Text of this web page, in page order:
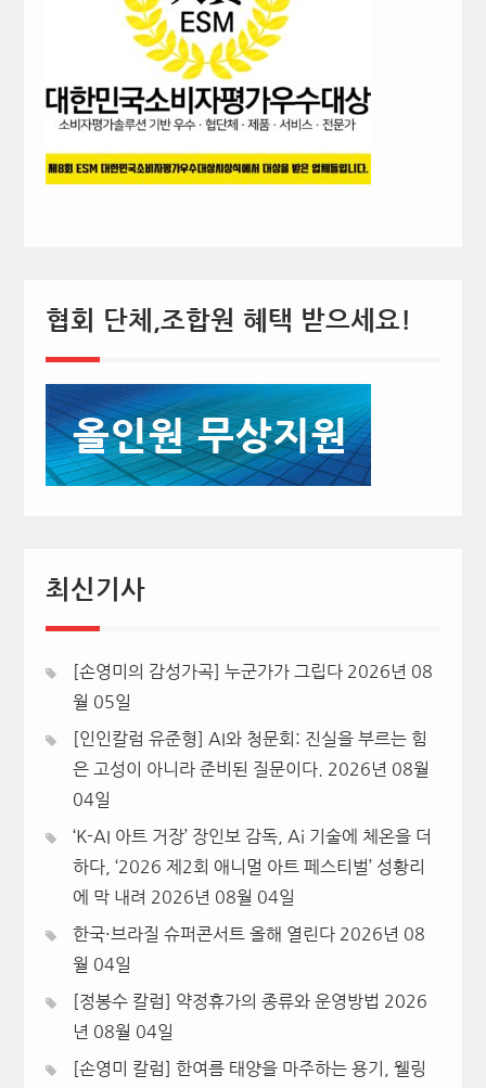
협회 단체,조합원 혜택 받으세요!
최신기사
[손영미의 감성가곡] 누군가가 그립다 2026년 08
월 05일
[인인칼럼 유준형] AI와 청문회: 진실을 부르는 힘
은 고성이 아니라 준비된 질문이다.
2026년 08월
04일
‘K-AI 아트 거장’ 장인보 감독, Ai 기술에 체온을 더
하다, ‘2026 제2회 애니멀 아트 페스티벌’ 성황리
에 막 내려 2026년 08월 04일
한국·브라질 슈퍼콘서트 올해 열린다 2026년 08
월 04일
[정봉수 칼럼] 약정휴가의 종류와 운영방법 2026
년 08월 04일
[손영미 칼럼] 한여름 태양을 마주하는 용기, 웰링